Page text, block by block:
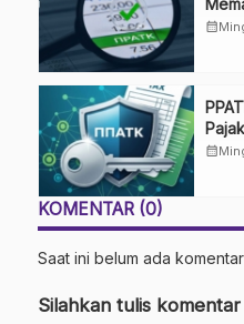
calendar_month
Uang
calendar_month
KOMENTAR (0)
Saat ini belum ada komentar
Silahkan tulis